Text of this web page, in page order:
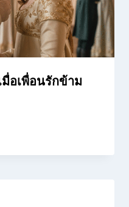
อเพื่อนรักข้าม